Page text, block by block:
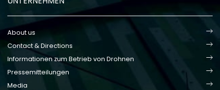
About us
Contact & Directions
Informationen zum Betrieb von Drohnen
Pressemitteilungen
Media